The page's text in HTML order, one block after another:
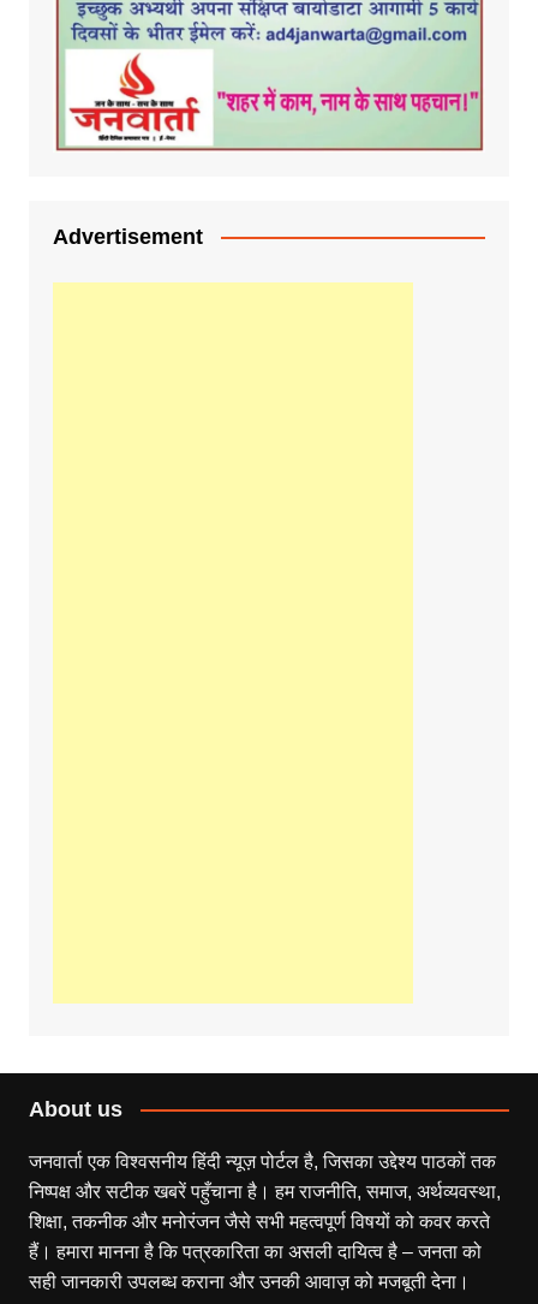
Advertisement
About us
जनवार्ता एक विश्वसनीय हिंदी न्यूज़ पोर्टल है, जिसका उद्देश्य पाठकों तक
निष्पक्ष और सटीक खबरें पहुँचाना है। हम राजनीति, समाज, अर्थव्यवस्था,
शिक्षा, तकनीक और मनोरंजन जैसे सभी महत्वपूर्ण विषयों को कवर करते
हैं। हमारा मानना है कि पत्रकारिता का असली दायित्व है – जनता को
सही जानकारी उपलब्ध कराना और उनकी आवाज़ को मजबूती देना।